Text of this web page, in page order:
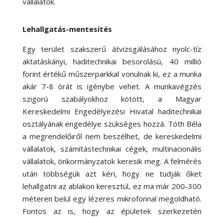
Lehallgatás-mentesítés
Egy terület szakszerű átvizsgálásához nyolc-tíz
aktatáskányi, haditechnikai besorolású, 40 millió
forint értékű műszerparkkal vonulnak ki, ez a munka
akár 7-8 órát is igénybe vehet. A munkavégzés
szigorú szabályokhoz kötött, a Magyar
Kereskedelmi Engedélyezési Hivatal haditechnikai
osztályának engedélye szükséges hozzá. Tóth Béla
a megrendelőiről nem beszélhet, de kereskedelmi
vállalatok, számítástechnikai cégek, multinacionális
vállalatok, önkormányzatok keresik meg. A felmérés
után többségük azt kéri, hogy ne tudják őket
lehallgatni az ablakon keresztül, ez ma már 200-300
méteren belül egy lézeres mikrofonnal megoldható.
Fontos az is, hogy az épületek szerkezetén